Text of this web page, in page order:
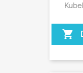
shopping_cart